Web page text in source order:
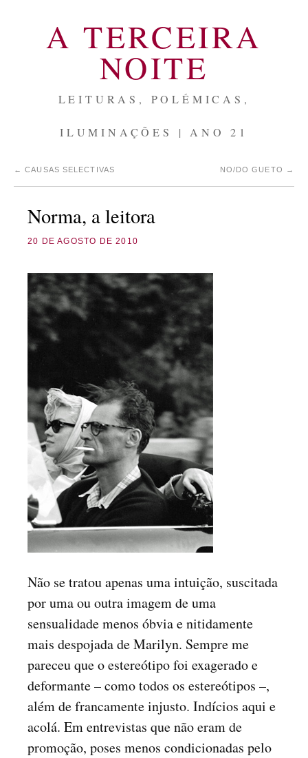
A TERCEIRA
NOITE
LEITURAS, POLÉMICAS,
ILUMINAÇÕES | ANO 21
← CAUSAS SELECTIVAS NO/DO GUETO →
Norma, a leitora
20 DE AGOSTO DE 2010
Não se tratou apenas uma intuição, suscitada
por uma ou outra imagem de uma
sensualidade menos óbvia e nitidamente
mais despojada de Marilyn. Sempre me
pareceu que o estereótipo foi exagerado e
deformante – como todos os estereótipos –,
além de francamente injusto. Indícios aqui e
acolá. Em entrevistas que não eram de
promoção, poses menos condicionadas pelo